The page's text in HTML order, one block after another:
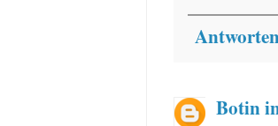
Botin